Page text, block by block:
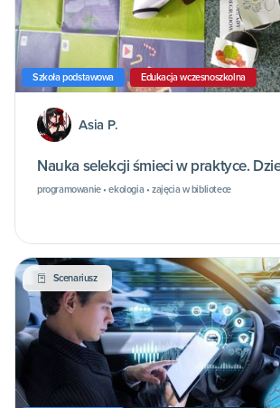
Szkoła podstawowa Edukacja wczesnoszkolna
Asia P.
Nauka selekcji śmieci w praktyce.
programowanie • ekologia • zajęcia w bibliotece
Scenariusz